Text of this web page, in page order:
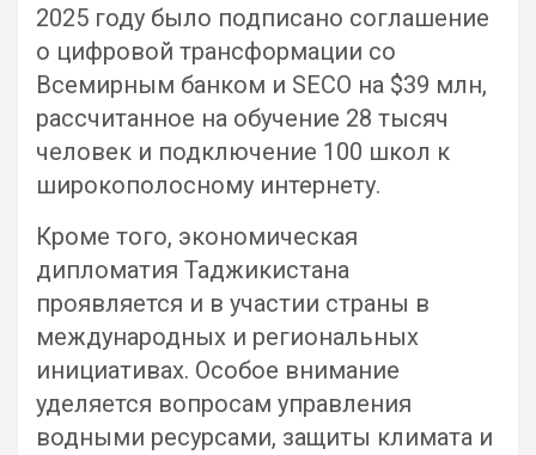
2025 году было подписано соглашение
о цифровой трансформации со
Всемирным банком и SECO на $39 млн,
рассчитанное на обучение 28 тысяч
человек и подключение 100 школ к
широкополосному интернету.
Кроме того, экономическая
дипломатия Таджикистана
проявляется и в участии страны в
международных и региональных
инициативах. Особое внимание
уделяется вопросам управления
водными ресурсами, защиты климата и